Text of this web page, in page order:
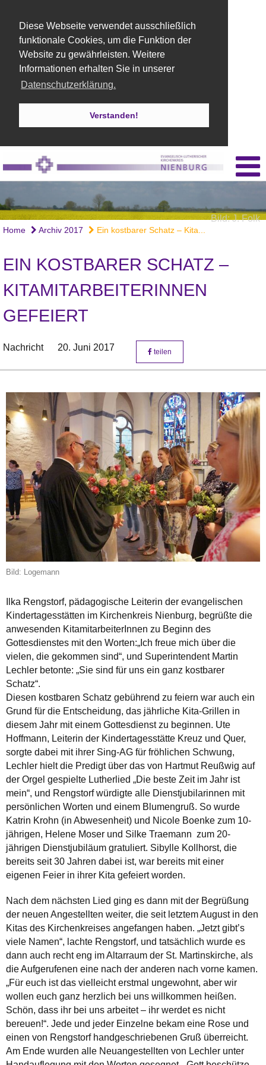
Diese Webseite verwendet ausschließlich
funktionale Cookies, um die Funktion der
Website zu gewährleisten. Weitere
Informationen erhalten Sie in unserer
Datenschutzerklärung.
Verstanden!
Bild: J. Folk
Home Archiv 2017 Ein kostbarer Schatz – Kita...
EIN KOSTBARER SCHATZ –
KITAMITARBEITERINNEN
GEFEIERT
Nachricht 20. Juni 2017 teilen
Bild: Logemann
Ilka Rengstorf, pädagogische Leiterin der evangelischen
Kindertagesstätten im Kirchenkreis Nienburg, begrüßte die
anwesenden KitamitarbeiterInnen zu Beginn des
Gottesdienstes mit den Worten:„Ich freue mich über die
vielen, die gekommen sind“, und Superintendent Martin
Lechler betonte: „Sie sind für uns ein ganz kostbarer
Schatz“.
Diesen kostbaren Schatz gebührend zu feiern war auch ein
Grund für die Entscheidung, das jährliche Kita-Grillen in
diesem Jahr mit einem Gottesdienst zu beginnen. Ute
Hoffmann, Leiterin der Kindertagesstätte Kreuz und Quer,
sorgte dabei mit ihrer Sing-AG für fröhlichen Schwung,
Lechler hielt die Predigt über das von Hartmut Reußwig auf
der Orgel gespielte Lutherlied „Die beste Zeit im Jahr ist
mein“, und Rengstorf würdigte alle Dienstjubilarinnen mit
persönlichen Worten und einem Blumengruß. So wurde
Katrin Krohn (in Abwesenheit) und Nicole Boenke zum 10-
jährigen, Helene Moser und Silke Traemann zum 20-
jährigen Dienstjubiläum gratuliert. Sibylle Kollhorst, die
bereits seit 30 Jahren dabei ist, war bereits mit einer
eigenen Feier in ihrer Kita gefeiert worden.
Nach dem nächsten Lied ging es dann mit der Begrüßung
der neuen Angestellten weiter, die seit letztem August in den
Kitas des Kirchenkreises angefangen haben. „Jetzt gibt’s
viele Namen“, lachte Rengstorf, und tatsächlich wurde es
dann auch recht eng im Altarraum der St. Martinskirche, als
die Aufgerufenen eine nach der anderen nach vorne kamen.
„Für euch ist das vielleicht erstmal ungewohnt, aber wir
wollen euch ganz herzlich bei uns willkommen heißen.
Schön, dass ihr bei uns arbeitet – ihr werdet es nicht
bereuen!“. Jede und jeder Einzelne bekam eine Rose und
einen von Rengstorf handgeschriebenen Gruß überreicht.
Am Ende wurden alle Neuangestellten von Lechler unter